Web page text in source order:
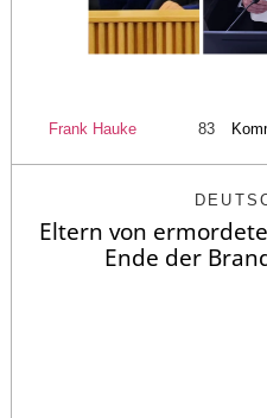
Frank Hauke 83
Eltern von
Ende der